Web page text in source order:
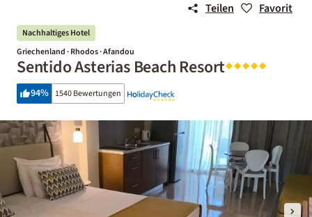
Teilen Favorit
Nachhaltiges Hotel
Griechenland · Rhodos · Afandou
Sentido Asterias Beach Resort
94% 1540 Bewertungen